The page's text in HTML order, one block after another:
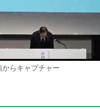
らキャプチャー